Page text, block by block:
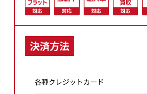
決済方法
各種クレジットカード